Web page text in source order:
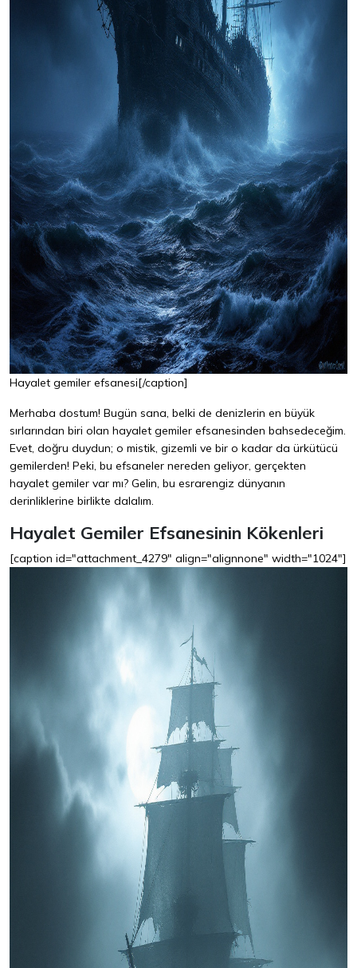
Hayalet gemiler efsanesi[/caption]
Merhaba dostum! Bugün sana, belki de denizlerin en büyük
sırlarından biri olan hayalet gemiler efsanesinden bahsedeceğim.
Evet, doğru duydun; o mistik, gizemli ve bir o kadar da ürkütücü
gemilerden! Peki, bu efsaneler nereden geliyor, gerçekten
hayalet gemiler var mı? Gelin, bu esrarengiz dünyanın
derinliklerine birlikte dalalım.
Hayalet Gemiler Efsanesinin Kökenleri
[caption id="attachment_4279" align="alignnone" width="1024"]